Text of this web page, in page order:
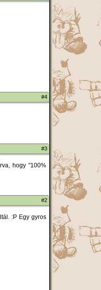
#4
#3
hogy "100%
#2
:P Egy gyros